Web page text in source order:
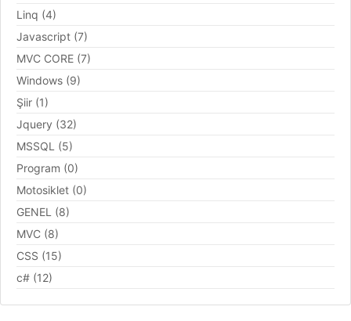
Linq (4)
Javascript (7)
MVC CORE (7)
Windows (9)
Şiir (1)
Jquery (32)
MSSQL (5)
Program (0)
Motosiklet (0)
GENEL (8)
MVC (8)
CSS (15)
c# (12)